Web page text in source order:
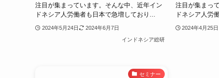
注目が集まっています。そんな中、近年イン
ドネシア人労働者も日本で急増しており...
2024年5月24日 2024年6月7日
インドネシア総研
注目が集まっ
ドネシア人労
2024年4月25日
セミナー